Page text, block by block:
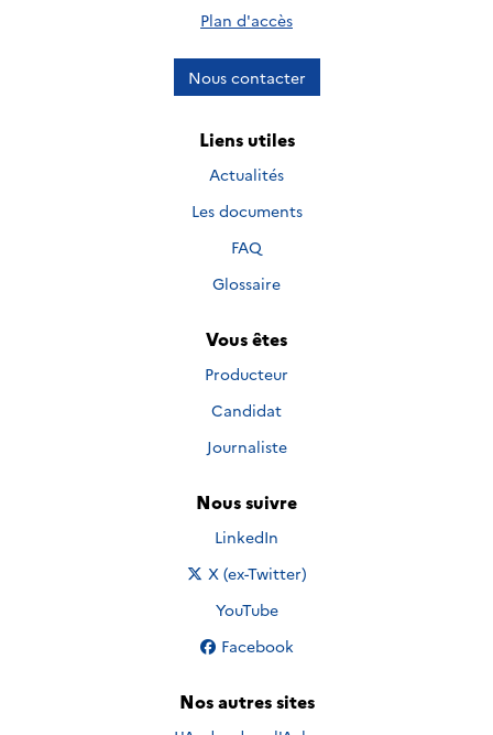
Plan d'accès
Nous contacter
Liens utiles
Actualités
Les documents
FAQ
Glossaire
Vous êtes
Producteur
Candidat
Journaliste
Nous suivre
Nous suivre sur
LinkedIn
Nous suivre sur
X (ex-Twitter)
Nous suivre sur
YouTube
Nous suivre sur
Facebook
Nos autres sites